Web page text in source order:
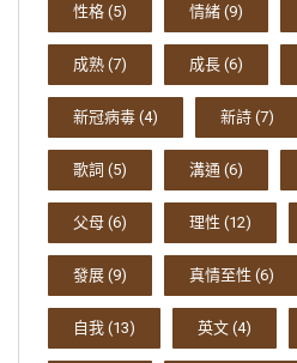
性格 (5) 情緒 (9)
成熟 (7) 成長 (6)
新冠病毒 (4) 新詩 (7)
歌詞 (5) 溝通 (6)
父母 (6) 理性 (12)
發展 (9) 真情至性 (6)
自我 (13) 英文 (4)